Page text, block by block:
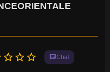
star_borderstar_borderstar_border chatChat